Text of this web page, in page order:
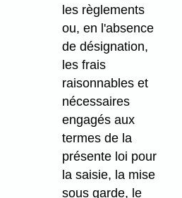
les règlements
ou, en l'absence
de désignation,
les frais
raisonnables et
nécessaires
engagés aux
termes de la
présente loi pour
la saisie, la mise
sous garde, le